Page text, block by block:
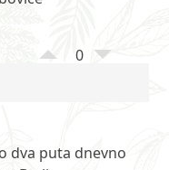
0
dva puta dnevno